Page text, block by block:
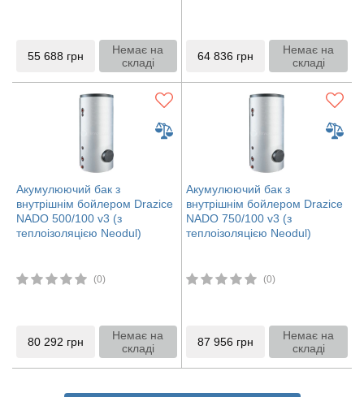
55 688 грн
Немає на
складі
64 836 грн
Немає на
складі
Акумулюючий бак з
внутрішнім бойлером Drazice
NADO 500/100 v3 (з
теплоізоляцією Neodul)
(0)
80 292 грн
Немає на
складі
Акумулюючий бак з
внутрішнім бойлером Drazice
NADO 750/100 v3 (з
теплоізоляцією Neodul)
(0)
87 956 грн
Немає на
складі